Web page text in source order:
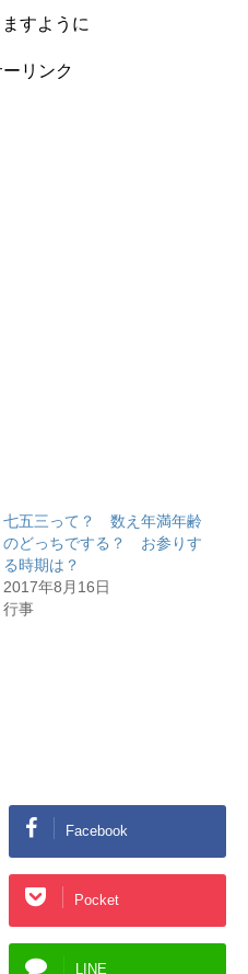
すように
リンク
七五三って？ 数え年満年齢
のどっちでする？ お参りす
る時期は？
2017年8月16日
行事
Facebook
Pocket
LINE